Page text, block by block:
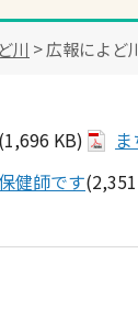
川 > 広報によど
(1,696 KB)
健師です